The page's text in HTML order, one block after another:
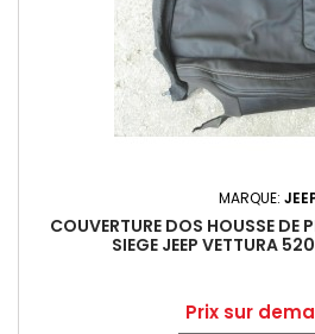
MARQUE:
COUVERTURE DOS HOUSSE DE
SIEGE JEEP VETTURA
Prix
Prix sur